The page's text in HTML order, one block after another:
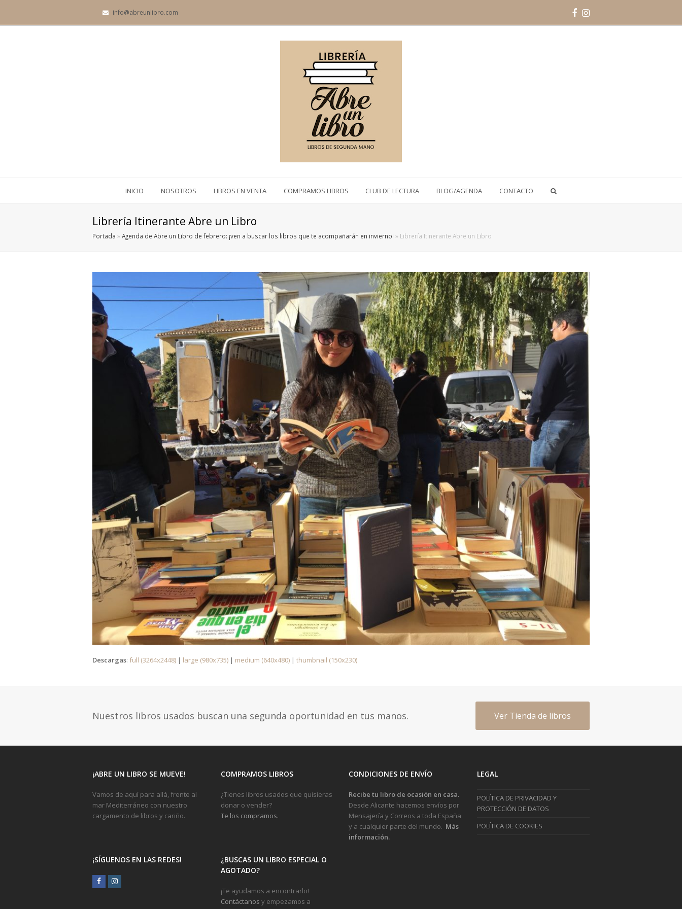
info@abreunlibro.com Facebook
Instagram
INICIO NOSOTROS LIBROS EN VENTA COMPRAMOS LIBROS CLUB DE LECTURA BLOG/AGENDA CONTACTO
Librería Itinerante Abre un Libro
Portada » Agenda de Abre un Libro de febrero: ¡ven a buscar los libros que te acompañarán en invierno! » Librería Itinerante Abre un Libro
Descargas: full (3264x2448) | large (980x735) | medium (640x480) | thumbnail (150x230)
Nuestros libros usados buscan una segunda oportunidad en tus manos. Ver Tienda de libros
¡ABRE UN LIBRO SE MUEVE!
Vamos de aquí para allá, frente al
mar Mediterráneo con nuestro
cargamento de libros y cariño.
¡SÍGUENOS EN LAS REDES!
FacebookInstagram
COMPRAMOS LIBROS
¿Tienes libros usados que quisieras
donar o vender?
Te los compramos.
¿BUSCAS UN LIBRO ESPECIAL O
AGOTADO?
¡Te ayudamos a encontrarlo!
Contáctanos y empezamos a
CONDICIONES DE ENVÍO
Recibe tu libro de ocasión en casa.
Desde Alicante hacemos envíos por
Mensajería y Correos a toda España
y a cualquier parte del mundo. Más
información.
LEGAL
POLÍTICA DE PRIVACIDAD Y
PROTECCIÓN DE DATOS
POLÍTICA DE COOKIES